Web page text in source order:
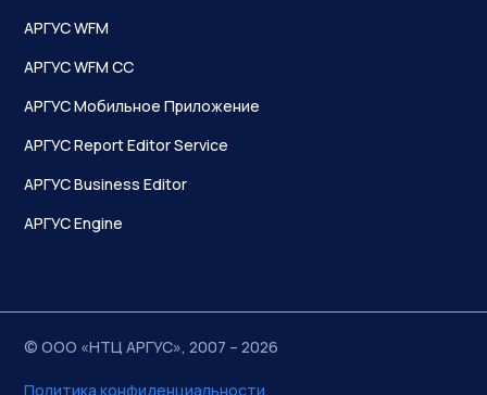
АРГУС Business Editor
АРГУС WFM
АРГУС WFM CC
АРГУС Мобильное Приложение
АРГУС Report Editor Service
АРГУС Engine
© ООО «НТЦ АРГУС», 2007 – 2026
Политика конфиденциальности